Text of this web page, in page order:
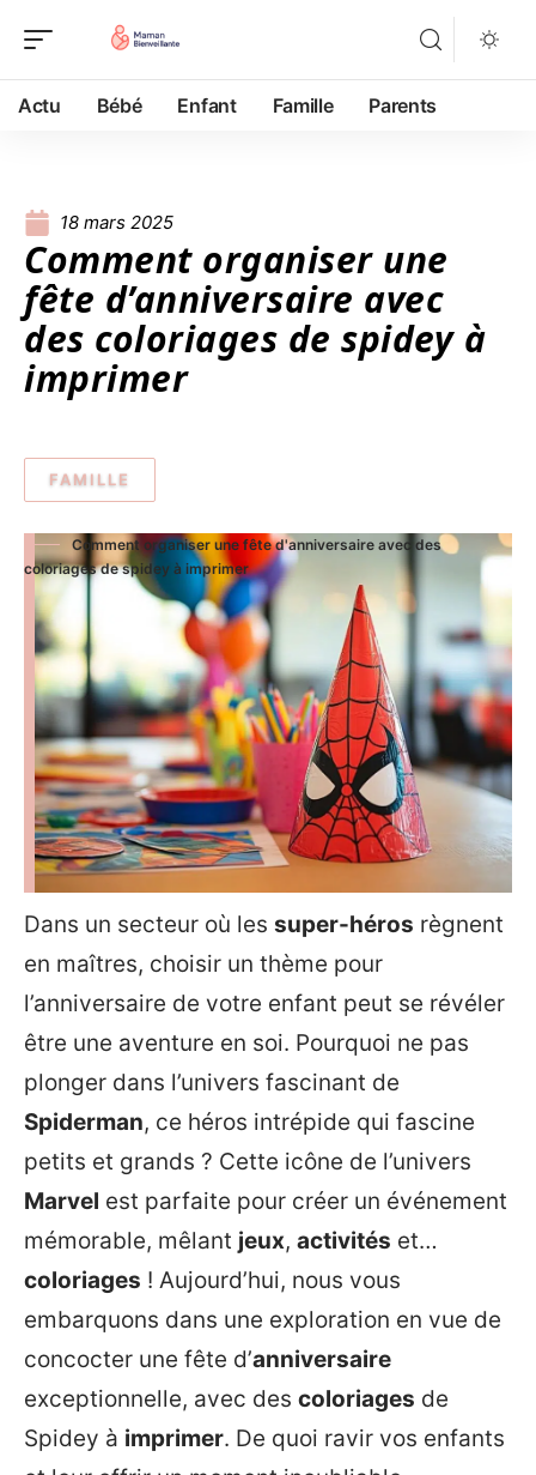
Actu Bébé Enfant Famille Parents
18 mars 2025
Comment organiser une
fête d’anniversaire avec
des coloriages de spidey à
imprimer
FAMILLE
Comment organiser une fête d'anniversaire avec des
coloriages de spidey à imprimer
Dans un secteur où les super-héros règnent
en maîtres, choisir un thème pour
l’anniversaire de votre enfant peut se révéler
être une aventure en soi. Pourquoi ne pas
plonger dans l’univers fascinant de
Spiderman, ce héros intrépide qui fascine
petits et grands ? Cette icône de l’univers
Marvel est parfaite pour créer un événement
mémorable, mêlant jeux, activités et…
coloriages ! Aujourd’hui, nous vous
embarquons dans une exploration en vue de
concocter une fête d’anniversaire
exceptionnelle, avec des coloriages de
Spidey à imprimer. De quoi ravir vos enfants